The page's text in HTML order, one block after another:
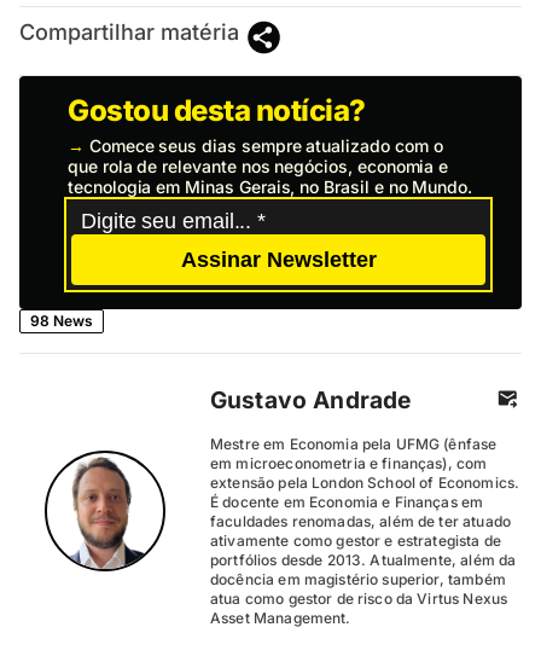
Compartilhar matéria
Gostou desta notícia?
→ Comece seus dias sempre atualizado com o
que rola de relevante nos negócios, economia e
tecnologia em Minas Gerais, no Brasil e no Mundo.
Assinar Newsletter
98 News
Gustavo Andrade
Mestre em Economia pela UFMG (ênfase
em microeconometria e finanças), com
extensão pela London School of Economics.
É docente em Economia e Finanças em
faculdades renomadas, além de ter atuado
ativamente como gestor e estrategista de
portfólios desde 2013. Atualmente, além da
docência em magistério superior, também
atua como gestor de risco da Virtus Nexus
Asset Management.